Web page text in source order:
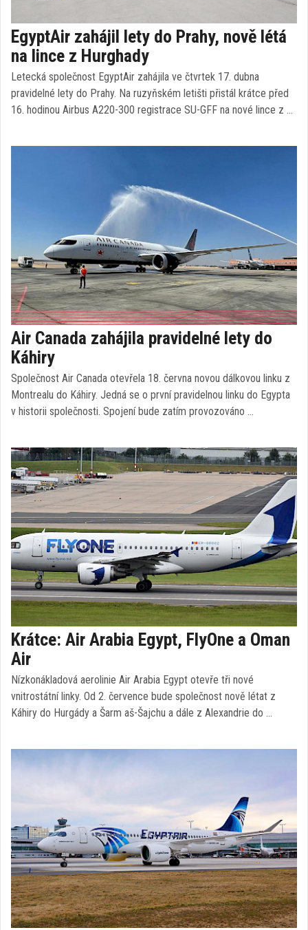
EgyptAir zahájil lety do Prahy, nově létá
na lince z Hurghady
Letecká společnost EgyptAir zahájila ve čtvrtek 17. dubna
pravidelné lety do Prahy. Na ruzyňském letišti přistál krátce před
16. hodinou Airbus A220-300 registrace SU-GFF na nové lince z …
Air Canada zahájila pravidelné lety do
Káhiry
Společnost Air Canada otevřela 18. června novou dálkovou linku z
Montrealu do Káhiry. Jedná se o první pravidelnou linku do Egypta
v historii společnosti. Spojení bude zatím provozováno …
Krátce: Air Arabia Egypt, FlyOne a Oman
Air
Nízkonákladová aerolinie Air Arabia Egypt otevře tři nové
vnitrostátní linky. Od 2. července bude společnost nově létat z
Káhiry do Hurgády a Šarm aš-Šajchu a dále z Alexandrie do …